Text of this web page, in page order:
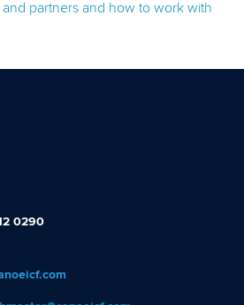
partners and how to work with
0290